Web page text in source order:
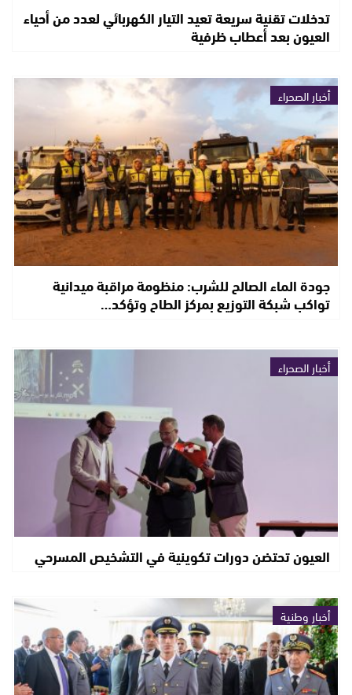
تدخلات تقنية سريعة تعيد التيار الكهربائي لعدد من أحياء
العيون بعد أعطاب ظرفية
أخبار الصحراء
جودة الماء الصالح للشرب: منظومة مراقبة ميدانية
تواكب شبكة التوزيع بمركز الطاح وتؤكد…
أخبار الصحراء
العيون تحتضن دورات تكوينية في التشخيص المسرحي
أخبار وطنية